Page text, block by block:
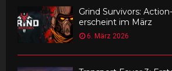
Grind Survivors:
erscheint im März
6. März 2026